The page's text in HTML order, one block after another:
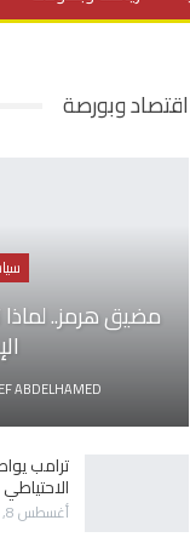
اقتصاد وبورصة
مضيق هرمز..
ترامب
أغسطس 8, 2026